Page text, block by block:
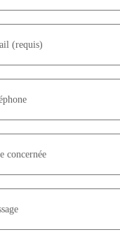
(requis)
concernée